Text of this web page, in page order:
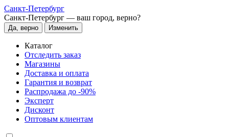
Санкт-Петербург
Санкт-Петербург — ваш город, верно?
Да, верно Изменить
Каталог
Отследить заказ
Магазины
Доставка и оплата
Гарантия и возврат
Распродажа до -90%
Эксперт
Дисконт
Оптовым клиентам